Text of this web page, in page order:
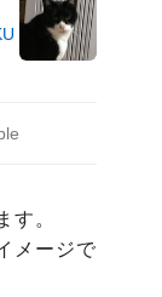
す。
メージで